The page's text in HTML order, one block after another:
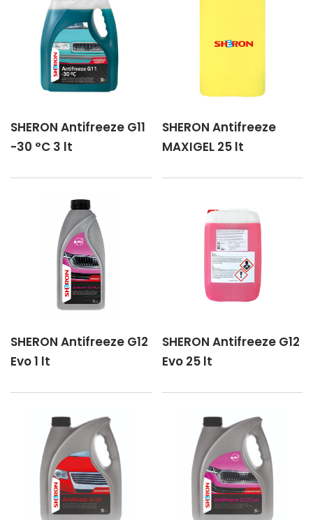
SHERON Antifreeze G11
-30 °C 3 lt
SHERON Antifreeze
MAXIGEL 25 lt
SHERON Antifreeze G12
Evo 1 lt
SHERON Antifreeze G12
Evo 25 lt